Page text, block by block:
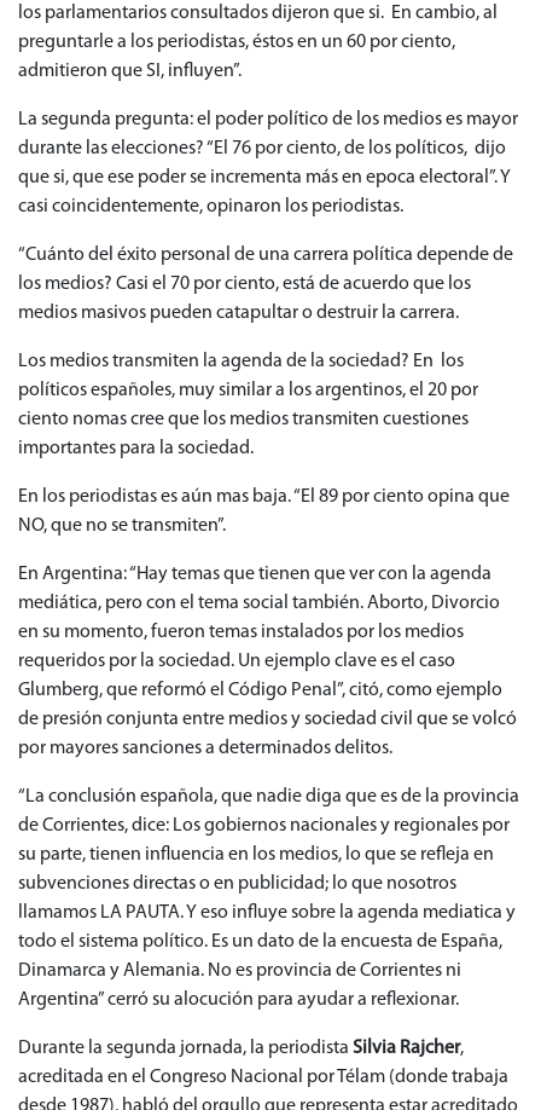
los parlamentarios consultados dijeron que si. En cambio, al
preguntarle a los periodistas, éstos en un 60 por ciento,
admitieron que SI, influyen”.
La segunda pregunta: el poder político de los medios es mayor
durante las elecciones? “El 76 por ciento, de los políticos, dijo
que si, que ese poder se incrementa más en epoca electoral”. Y
casi coincidentemente, opinaron los periodistas.
“Cuánto del éxito personal de una carrera política depende de
los medios? Casi el 70 por ciento, está de acuerdo que los
medios masivos pueden catapultar o destruir la carrera.
Los medios transmiten la agenda de la sociedad? En los
políticos españoles, muy similar a los argentinos, el 20 por
ciento nomas cree que los medios transmiten cuestiones
importantes para la sociedad.
En los periodistas es aún mas baja. “El 89 por ciento opina que
NO, que no se transmiten”.
En Argentina: “Hay temas que tienen que ver con la agenda
mediática, pero con el tema social también. Aborto, Divorcio
en su momento, fueron temas instalados por los medios
requeridos por la sociedad. Un ejemplo clave es el caso
Glumberg, que reformó el Código Penal”, citó, como ejemplo
de presión conjunta entre medios y sociedad civil que se volcó
por mayores sanciones a determinados delitos.
“La conclusión española, que nadie diga que es de la provincia
de Corrientes, dice: Los gobiernos nacionales y regionales por
su parte, tienen influencia en los medios, lo que se refleja en
subvenciones directas o en publicidad; lo que nosotros
llamamos LA PAUTA. Y eso influye sobre la agenda mediatica y
todo el sistema político. Es un dato de la encuesta de España,
Dinamarca y Alemania. No es provincia de Corrientes ni
Argentina” cerró su alocución para ayudar a reflexionar.
Durante la segunda jornada, la periodista Silvia Rajcher,
acreditada en el Congreso Nacional por Télam (donde trabaja